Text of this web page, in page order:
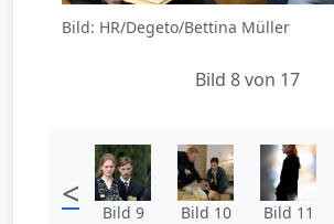
Bild: HR/Degeto/Bettina Müller
Bild 8 von 17
< Bild 9 Bild 10 Bild 11